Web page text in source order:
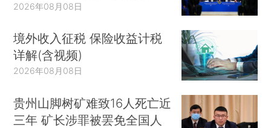
2026年08月08日
境外收入征税 保险收益计税
详解(含视频)
2026年08月08日
贵州山脚树矿难致16人死亡近
三年 矿长涉罪被罢免全国人